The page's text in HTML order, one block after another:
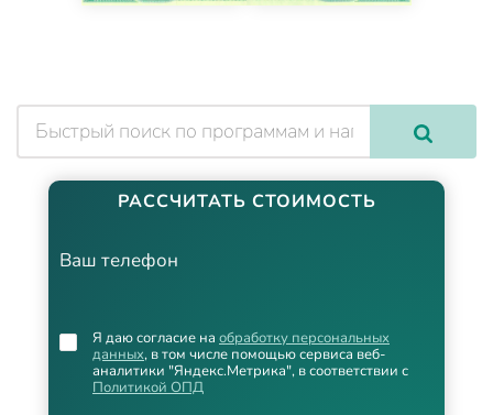
РАССЧИТАТЬ СТОИМОСТЬ
Ваш телефон
Я даю согласие на обработку персональных
данных, в том числе помощью сервиса веб-
аналитики "Яндекс.Метрика", в соответствии с
Политикой ОПД